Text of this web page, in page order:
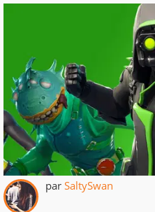
par SaltySwan